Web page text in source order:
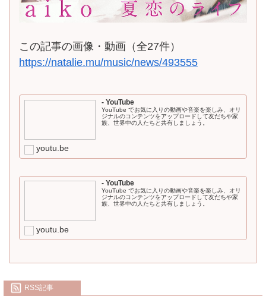
この記事の画像・動画（全27件）
https://natalie.mu/music/news/493555
- YouTube
YouTube でお気に入りの動画や音楽を楽しみ、オリ
ジナルのコンテンツをアップロードして友だちや家
族、世界中の人たちと共有しましょう。
youtu.be
- YouTube
YouTube でお気に入りの動画や音楽を楽しみ、オリ
ジナルのコンテンツをアップロードして友だちや家
族、世界中の人たちと共有しましょう。
youtu.be
RSS記事